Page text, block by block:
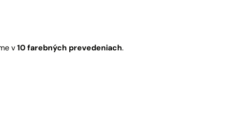
v10 farebných prevedeniach.